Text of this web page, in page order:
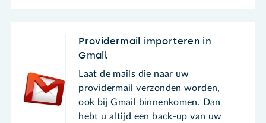
Providermail importeren in
Gmail
Laat de mails die naar uw
providermail verzonden worden,
ook bij Gmail binnenkomen. Dan
hebt u altijd een back-up van uw